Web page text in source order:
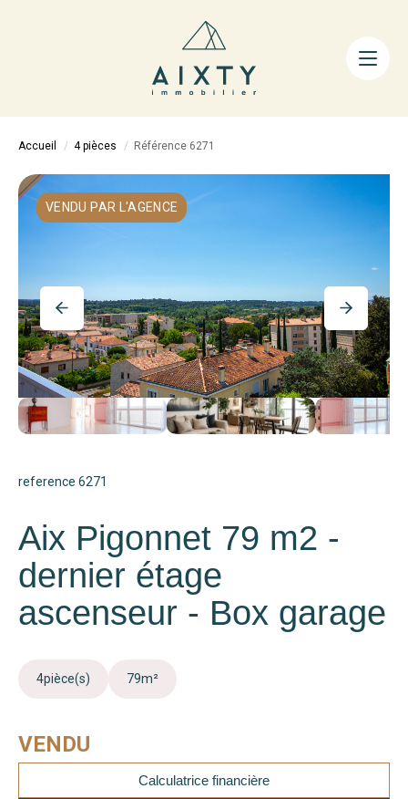
ACHETER
AIXTY & VOUS
Nos Équipes
Nos Tarifs
Nos Biens Vendus
Notre City Guide
Accueil 4 pièces Référence 6271
VENDU PAR L'AGENCE
reference 6271
Aix Pigonnet 79 m2 -
dernier étage
ascenseur - Box garage
4pièce(s) 79m²
VENDU
Calculatrice financière